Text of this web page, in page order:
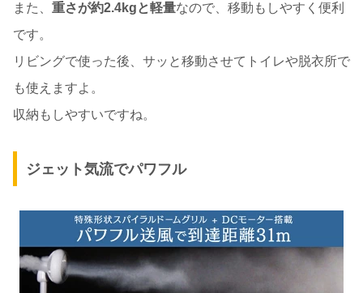
また、 重さが約2.4kgと軽量なので、移動もしやすく便利
です。
リビングで使った後、サッと移動させてトイレや脱衣所で
も使えますよ。
収納もしやすいですね。
ジェット気流でパワフル